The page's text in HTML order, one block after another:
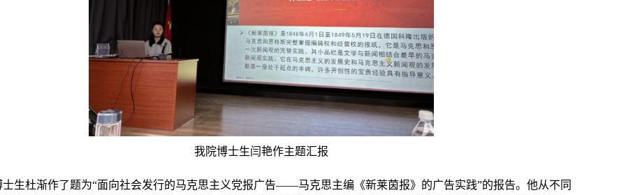
我院博士生闫艳作主题汇报
士生杜渐作了题为“面向社会发行的马克思主义党报广告——马克思主编《新莱茵报》的广告实践”的报告。他从不同